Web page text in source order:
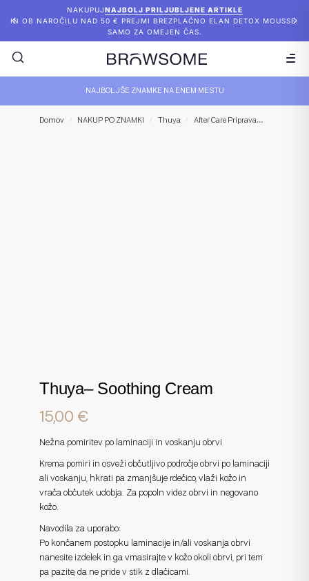
NAKUPUJNAJBOLJ PRILJUBLJENE ARTIKLE
IN OB NAROČILU NAD 50 € PREJMI BREZPLAČNO ELAN DETOX MOUSSE.
SAMO ZA OMEJEN ČAS.
NAJBOLJŠE ZNAMKE NA ENEM MESTU
Domov / NAKUP PO ZNAMKI / Thuya / After Care Priprava
Thuya– Soothing Cream
15,00 €
Nežna pomiritev po laminaciji in voskanju obrvi
Krema pomiri in osveži občutljivo področje obrvi po laminaciji
ali voskanju, hkrati pa zmanjšuje rdečico, vlaži kožo in
vrača občutek udobja. Za popoln videz obrvi in negovano
kožo.
Navodila za uporabo:
Po končanem postopku laminacije in/ali voskanja obrvi
nanesite izdelek in ga vmasirajte v kožo okoli obrvi, pri tem
pa pazite, da ne pride v stik z dlačicami.